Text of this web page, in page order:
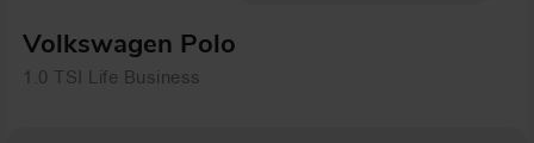
Volkswagen Polo
1.0 TSI Life Business